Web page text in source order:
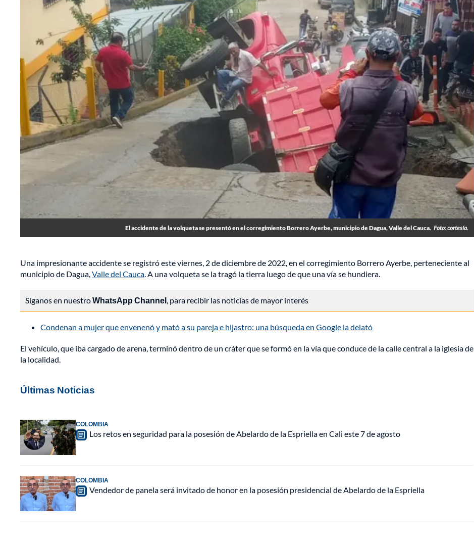
El accidente de la volqueta se presentó en el corregimiento Borrero Ayerbe, municipio de Dagua, Valle del Cauca. Foto: cortesía.
Una impresionante accidente se registró este viernes, 2 de diciembre de 2022, en el corregimiento Borrero Ayerbe, perteneciente al
municipio de Dagua,Valle del Cauca. A una volqueta se la tragó la tierra luego de que una vía se hundiera.
Síganos en nuestroWhatsApp Channel, para recibir las noticias de mayor interés
Condenan a mujer que envenenó y mató a su pareja e hijastro: una búsqueda en Google la delató
El vehículo, que iba cargado de arena, terminó dentro de un cráter que se formó en la vía que conduce de la calle central a la iglesia de
la localidad.
Últimas Noticias
COLOMBIA
Los retos en seguridad para la posesión de Abelardo de la Espriella en Cali este 7 de agosto
COLOMBIA
Vendedor de panela será invitado de honor en la posesión presidencial de Abelardo de la Espriella